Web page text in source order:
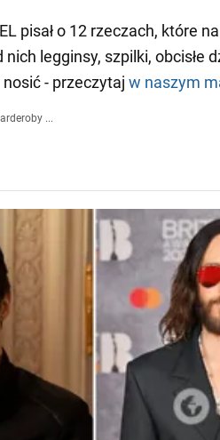
pisał o 12 rzeczach, które
legginsy, szpilki, obcisłe
- przeczytaj w naszym
...